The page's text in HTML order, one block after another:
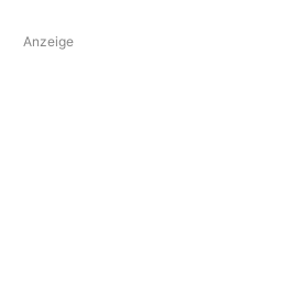
Anzeige